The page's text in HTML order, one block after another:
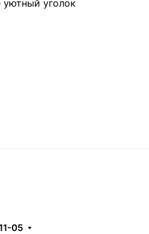
уютный уголок
05